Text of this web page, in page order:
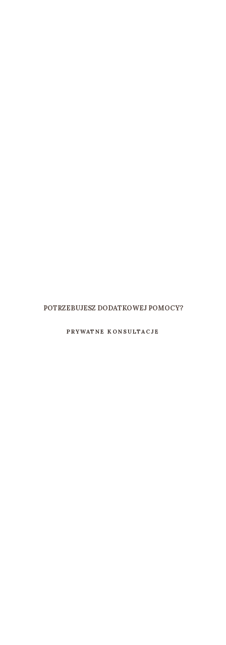
POTRZEBUJESZ DODATKOWEJ POMOCY?
PRYWATNE KONSULTACJE